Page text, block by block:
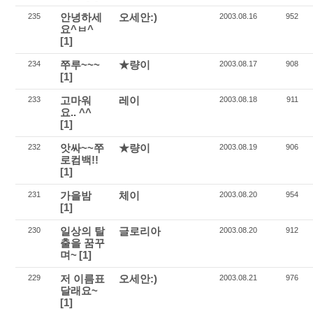
235
안녕하세
요^ㅂ^
[1]
오세안:) 2003.08.16 952
234
쭈루~~~
[1]
★량이 2003.08.17 908
233
고마워
요.. ^^
[1]
레이 2003.08.18 911
232
앗싸~~쭈
로컴백!!
[1]
★량이 2003.08.19 906
231
가을밤
[1]
체이 2003.08.20 954
230
일상의 탈
출을 꿈꾸
며~ [1]
글로리아 2003.08.20 912
229
저 이름표
달래요~
[1]
오세안:) 2003.08.21 976